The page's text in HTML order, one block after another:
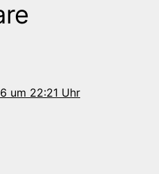
um 22:21 Uhr